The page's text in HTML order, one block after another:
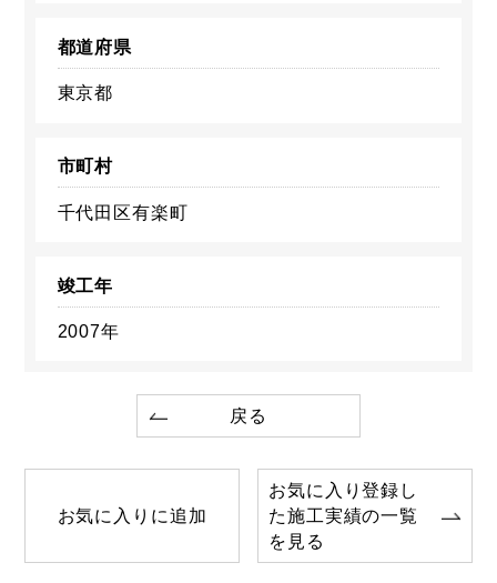
都道府県
東京都
市町村
千代田区有楽町
竣工年
2007年
戻る
お気に入りに追加
お気に入り登録し
た施工実績の一覧
を見る